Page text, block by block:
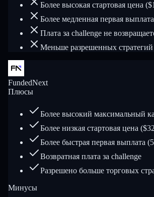
Более высокая стартовая цена
Более медленная первая
Плата за challenge не
Меньше разрешенных стратегий
FundedNext
Плюсы
Более высокий максимальный
Более низкая стартовая цена
Более быстрая первая выплата
Возвратная плата за challenge
Разрешено больше торговых
Минусы